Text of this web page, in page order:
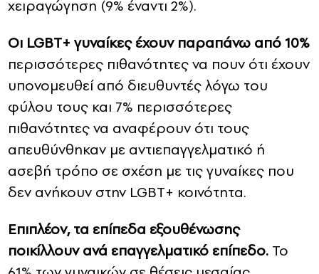
χειραγώγηση (9% έναντι 2%).
Οι LGBT+ γυναίκες έχουν παραπάνω από 10%
περισσότερες πιθανότητες να πουν ότι έχουν
υπονομευθεί από διευθυντές λόγω του
φύλου τους και 7% περισσότερες
πιθανότητες να αναφέρουν ότι τους
απευθύνθηκαν με αντιεπαγγελματικό ή
ασεβή τρόπο σε σχέση με τις γυναίκες που
δεν ανήκουν στην LGBT+ κοινότητα.
Επιπλέον, τα επίπεδα εξουθένωσης
ποικίλλουν ανά επαγγελματικό επίπεδο. Το